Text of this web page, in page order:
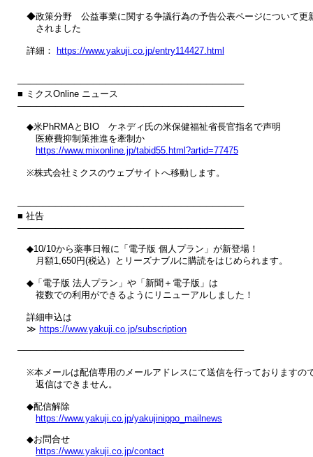
◆政策分野　公益事業に関する争議行為の予告公表ページについて更
されました
詳細： https://www.yakuji.co.jp/entry114427.html
────────────────────────────────────
■ ミクスOnline ニュース
────────────────────────────────────
◆米PhRMAとBIO　ケネディ氏の米保健福祉省長官指名で声明
医療費抑制策推進を牽制か
https://www.mixonline.jp/tabid55.html?artid=77475
※株式会社ミクスのウェブサイトへ移動します。
────────────────────────────────────
■ 社告
────────────────────────────────────
◆10/10から薬事日報に「電子版 個人プラン」が新登場！
月額1,650円(税込）とリーズナブルに購読をはじめられます。
◆「電子版 法人プラン」や「新聞＋電子版」は
複数での利用ができるようにリニューアルしました！
詳細申込は
≫ https://www.yakuji.co.jp/subscription
────────────────────────────────────
※本メールは配信専用のメールアドレスにて送信を行っておりますの
返信はできません。
◆配信解除
https://www.yakuji.co.jp/yakujinippo_mailnews
◆お問合せ
https://www.yakuji.co.jp/contact